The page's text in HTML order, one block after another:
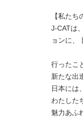
【私たち
J-CATは
ョンに、
行ったこ
新たな出
日本には
わたした
魅力あふ